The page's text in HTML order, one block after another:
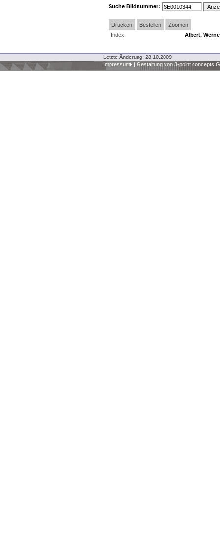
Suche Bildnummer:
Drucken Bestellen
Zoomen
Index:
Albert,
Letzte Änderung: 28.10.2009
Impressum
Gestaltung von 3-point concepts